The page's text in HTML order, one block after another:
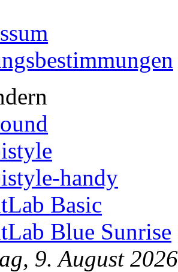
handy
Basic
Blue Sunrise
9. August